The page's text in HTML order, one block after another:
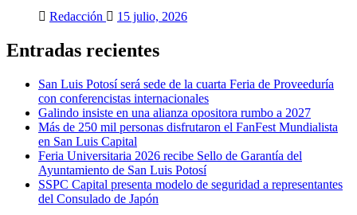
Redacción 15 julio, 2026
Entradas recientes
San Luis Potosí será sede de la cuarta Feria de Proveeduría
con conferencistas internacionales
Galindo insiste en una alianza opositora rumbo a 2027
Más de 250 mil personas disfrutaron el FanFest Mundialista
en San Luis Capital
Feria Universitaria 2026 recibe Sello de Garantía del
Ayuntamiento de San Luis Potosí
SSPC Capital presenta modelo de seguridad a representantes
del Consulado de Japón